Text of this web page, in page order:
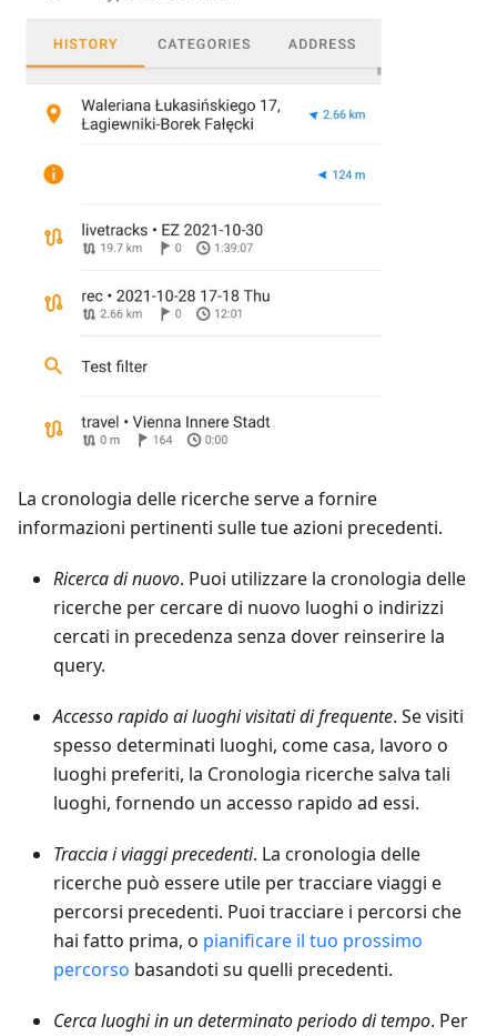
La cronologia delle ricerche serve a fornire
informazioni pertinenti sulle tue azioni precedenti.
Ricerca di nuovo. Puoi utilizzare la cronologia delle
ricerche per cercare di nuovo luoghi o indirizzi
cercati in precedenza senza dover reinserire la
query.
Accesso rapido ai luoghi visitati di frequente. Se visiti
spesso determinati luoghi, come casa, lavoro o
luoghi preferiti, la Cronologia ricerche salva tali
luoghi, fornendo un accesso rapido ad essi.
Traccia i viaggi precedenti. La cronologia delle
ricerche può essere utile per tracciare viaggi e
percorsi precedenti. Puoi tracciare i percorsi che
hai fatto prima, o pianificare il tuo prossimo
percorso basandoti su quelli precedenti.
Cerca luoghi in un determinato periodo di tempo. Per